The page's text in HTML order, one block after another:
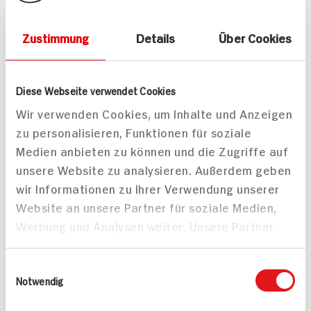
Zustimmung Details Über Cookies
Diese Webseite verwendet Cookies
Wir verwenden Cookies, um Inhalte und Anzeigen
zu personalisieren, Funktionen für soziale
Medien anbieten zu können und die Zugriffe auf
unsere Website zu analysieren. Außerdem geben
wir Informationen zu Ihrer Verwendung unserer
Website an unsere Partner für soziale Medien,
Werbung und Analysen weiter. Unsere Partner
führen diese Informationen möglicherweise mit
bereitgestellt haben oder die sie im Rahmen
Notwendig
Veganger Nussstrudel
für 2 Personen
45 min
1.445 kcal p. Portion
Mittel
Vegan
100 min
428 kcal p. Portion
Mittel